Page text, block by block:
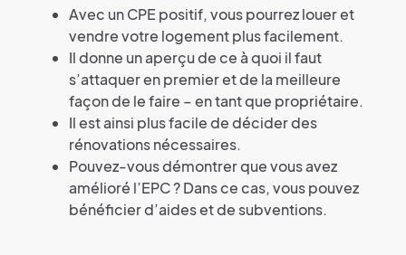
Avec un CPE positif, vous pourrez louer et
vendre votre logement plus facilement.
Il donne un aperçu de ce à quoi il faut
s’attaquer en premier et de la meilleure
façon de le faire – en tant que propriétaire.
Il est ainsi plus facile de décider des
rénovations nécessaires.
Pouvez-vous démontrer que vous avez
amélioré l’EPC ? Dans ce cas, vous pouvez
bénéficier d’aides et de subventions.